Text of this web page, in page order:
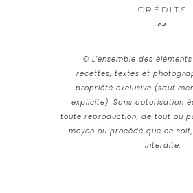
CRÉDITS
© L’ensemble des
recettes, textes et
propriété exclusive (sauf
explicite). Sans autorisation
toute reproduction, de tout ou
moyen ou procédé que ce
interdite.